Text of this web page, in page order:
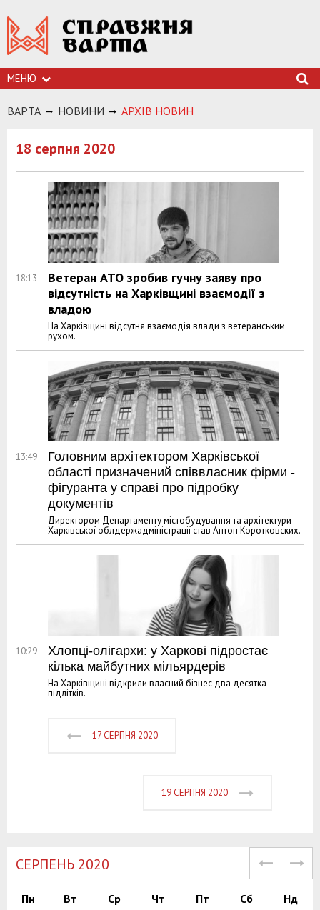
МЕНЮ
ВАРТА НОВИНИ АРХIВ НОВИН
18 серпня 2020
18:13
Ветеран АТО зробив гучну заяву про
відсутність на Харківщині взаємодії з
владою
На Харківщині відсутня взаємодія влади з ветеранським
рухом.
13:49
Головним архітектором Харківської
області призначений співвласник фірми -
фігуранта у справі про підробку
документів
Директором Департаменту містобудування та архітектури
Харківської облдержадміністрації став Антон Коротковских.
10:29
Хлопці-олігархи: у Харкові підростає
кілька майбутних мільярдерів
На Харківщині відкрили власний бізнес два десятка
підлітків.
17 СЕРПНЯ 2020
19 СЕРПНЯ 2020
СЕРПЕНЬ 2020
Пн Вт Ср Чт Пт Сб Нд